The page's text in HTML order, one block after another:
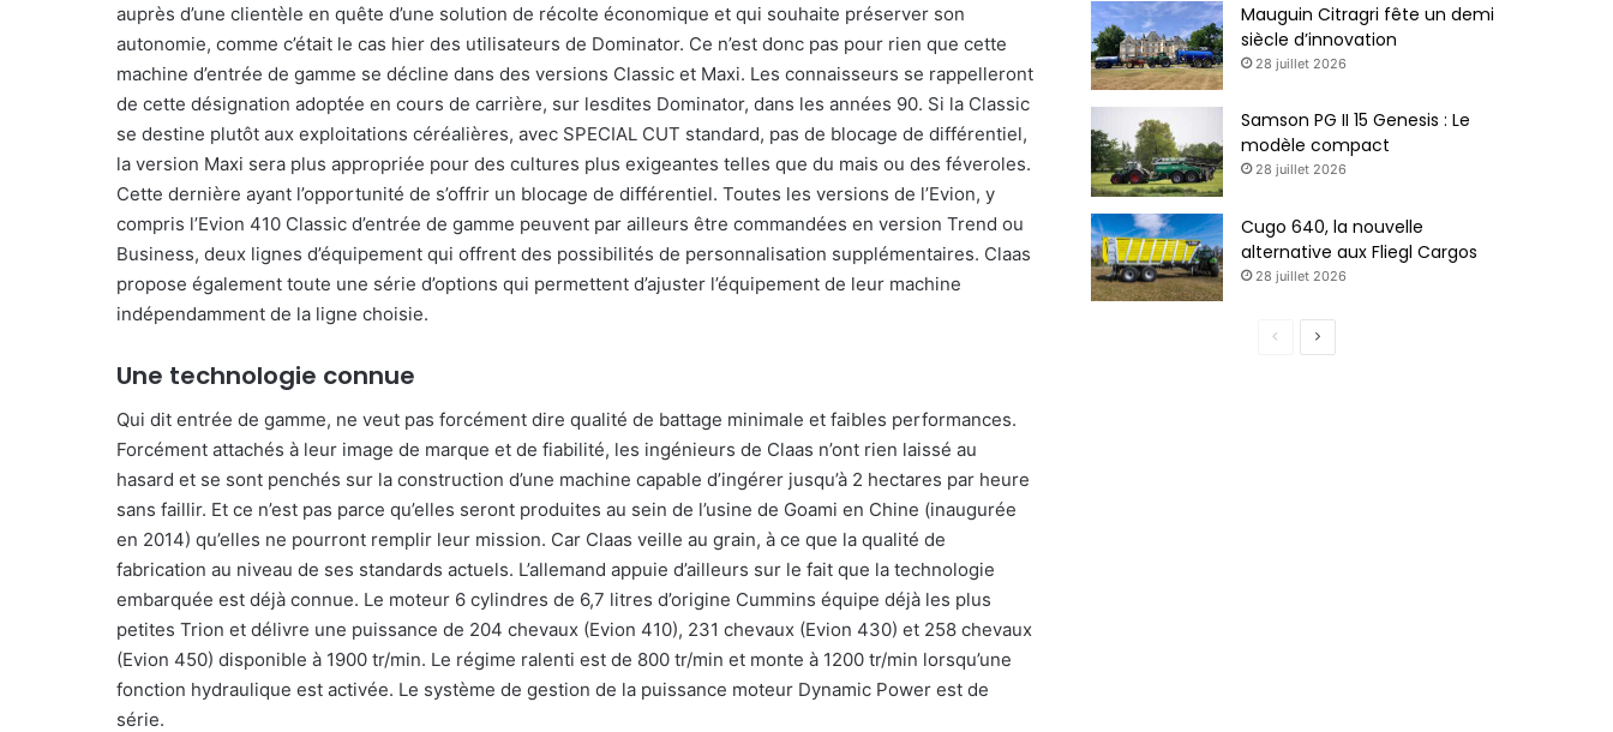
auprès d’une clientèle en quête d’une solution de récolte économique et qui souhaite préserver son
autonomie, comme c’était le cas hier des utilisateurs de Dominator. Ce n’est donc pas pour rien que cette
machine d’entrée de gamme se décline dans des versions Classic et Maxi. Les connaisseurs se rappelleront
de cette désignation adoptée en cours de carrière, sur lesdites Dominator, dans les années 90. Si la Classic
se destine plutôt aux exploitations céréalières, avec SPECIAL CUT standard, pas de blocage de différentiel,
la version Maxi sera plus appropriée pour des cultures plus exigeantes telles que du mais ou des féveroles.
Cette dernière ayant l’opportunité de s’offrir un blocage de différentiel. Toutes les versions de l’Evion, y
compris l’Evion 410 Classic d’entrée de gamme peuvent par ailleurs être commandées en version Trend ou
Business, deux lignes d’équipement qui offrent des possibilités de personnalisation supplémentaires. Claas
propose également toute une série d’options qui permettent d’ajuster l’équipement de leur machine
indépendamment de la ligne choisie.
Une technologie connue
Qui dit entrée de gamme, ne veut pas forcément dire qualité de battage minimale et faibles performances.
Forcément attachés à leur image de marque et de fiabilité, les ingénieurs de Claas n’ont rien laissé au
hasard et se sont penchés sur la construction d’une machine capable d’ingérer jusqu’à 2 hectares par heure
sans faillir. Et ce n’est pas parce qu’elles seront produites au sein de l’usine de Goami en Chine (inaugurée
en 2014) qu’elles ne pourront remplir leur mission. Car Claas veille au grain, à ce que la qualité de
fabrication au niveau de ses standards actuels. L’allemand appuie d’ailleurs sur le fait que la technologie
embarquée est déjà connue. Le moteur 6 cylindres de 6,7 litres d’origine Cummins équipe déjà les plus
petites Trion et délivre une puissance de 204 chevaux (Evion 410), 231 chevaux (Evion 430) et 258 chevaux
(Evion 450) disponible à 1900 tr/min. Le régime ralenti est de 800 tr/min et monte à 1200 tr/min lorsqu’une
fonction hydraulique est activée. Le système de gestion de la puissance moteur Dynamic Power est de
série.
Mauguin Citragri fête un demi
siècle d’innovation
28 juillet 2026
Samson PG II 15 Genesis : Le
modèle compact
28 juillet 2026
Cugo 640, la nouvelle
alternative aux Fliegl Cargos
28 juillet 2026
Page